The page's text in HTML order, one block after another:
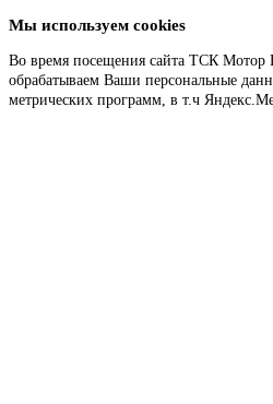
Мы используем cookies
Во время посещения сайта ТСК Мотор
обрабатываем Ваши персональные
метрических программ, в т.ч